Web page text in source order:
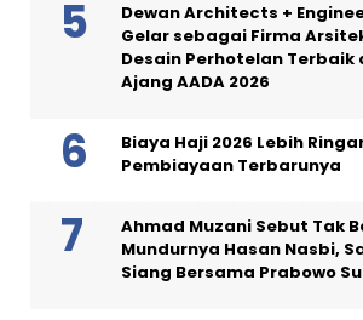
Dewan Architects +
Gelar sebagai Firma
Desain Perhotelan Terbaik
Ajang AADA 2026
Biaya Haji 2026 Lebih
Pembiayaan Terbarunya
Ahmad Muzani Sebut Tak
Mundurnya Hasan Nasbi,
Siang Bersama Prabowo